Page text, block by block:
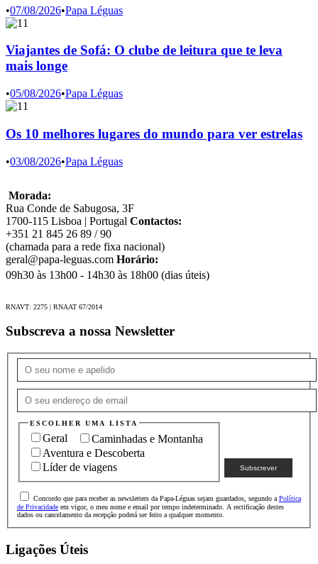
•07/08/2026•Papa Léguas
Viajantes de Sofá: O clube de leitura que te leva
mais longe
•05/08/2026•Papa Léguas
Os 10 melhores lugares do mundo para ver estrelas
•03/08/2026•Papa Léguas
Morada:
Rua Conde de Sabugosa, 3F
1700-115 Lisboa | Portugal Contactos:
+351 21 845 26 89 / 90
(chamada para a rede fixa nacional)
geral@papa-leguas.com Horário:
09h30 às 13h00 - 14h30 às 18h00 (dias úteis)
RNAVT: 2275 | RNAAT 67/2014
Subscreva a nossa Newsletter
ESCOLHER UMA LISTA
Geral
Caminhadas e Montanha
Aventura e Descoberta
Líder de viagens
Concordo que para receber as newsletters da Papa-Léguas sejam guardados, segundo aPolítica
de Privacidade em vigor, o meu nome e email por tempo indeterminado. A rectificação destes
dados ou cancelamento da recepção poderá ser feito a qualquer momento.
Ligações Úteis